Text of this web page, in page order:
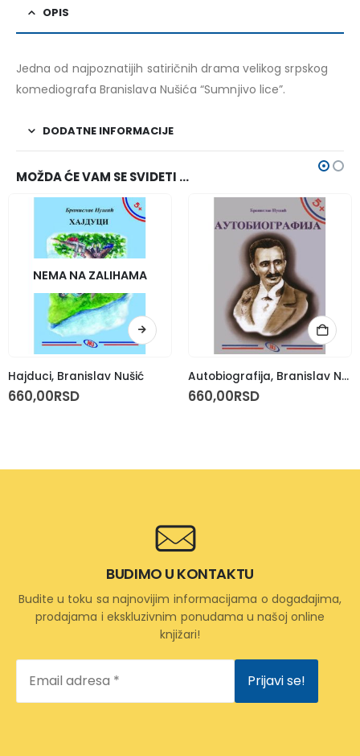
OPIS
Jedna od najpoznatijih satiričnih drama velikog srpskog
komediografa Branislava Nušića “Sumnjivo lice”.
DODATNE INFORMACIJE
MOŽDA ĆE VAM SE SVIDETI …
NEMA NA ZALIHAMA
Hajduci, Branislav Nušić
660,00RSD
Autobiografija, Branislav Nušić
660,00RSD
Email
adresa
*
BUDIMO U KONTAKTU
Budite u toku sa najnovijim informacijama o događajima,
prodajama i ekskluzivnim ponudama u našoj online
knjižari!